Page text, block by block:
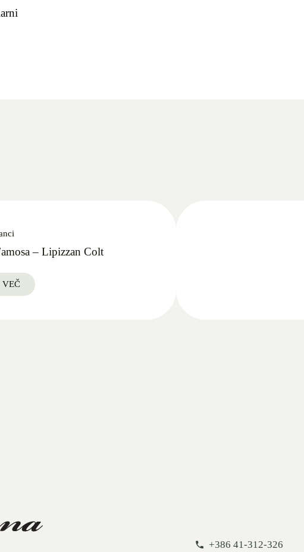
– Lipizzan Colt
VEČ
+386 41-312-326